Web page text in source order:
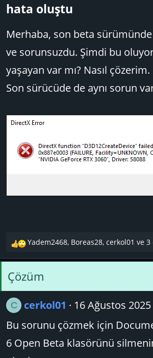
a
a
n
i
h
hata oluştu​
Merhaba, son beta
ve sorunsuzdu. Şimdi bu
yaşayan var mı? Nasıl çözerim.
Son sürücüde de aynı sorun
T
e
k
i
l
e
r
Yadem2468, Boreas28, cerkol01 ve
Çözüm
C cerkol01
16 Ağustos 2025
Bu sorunu çözmek için
6 Open Beta klasörünü